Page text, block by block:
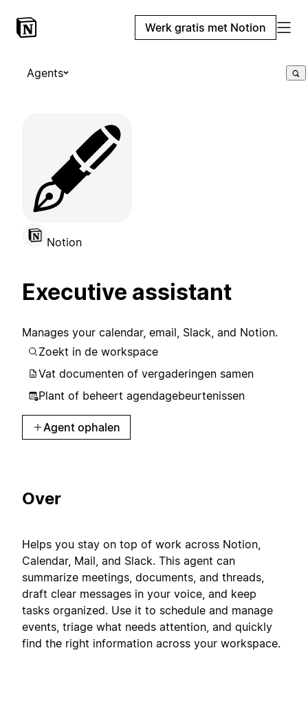
Werk gratis met Notion
Agents
🖋️
Notion
Executive assistant
Manages your calendar, email, Slack, and Notion.
Zoekt in de workspace
Vat documenten of vergaderingen samen
Plant of beheert agendagebeurtenissen
Agent ophalen
Over
Helps you stay on top of work across Notion,
Calendar, Mail, and Slack. This agent can
summarize meetings, documents, and threads,
draft clear messages in your voice, and keep
tasks organized. Use it to schedule and manage
events, triage what needs attention, and quickly
find the right information across your workspace.